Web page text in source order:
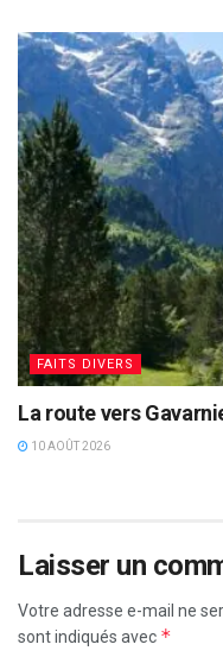
FAITS DIVERS
La route vers
10 AOÛT 2026
Laisser un
Votre adresse e-mail ne
sont indiqués avec *